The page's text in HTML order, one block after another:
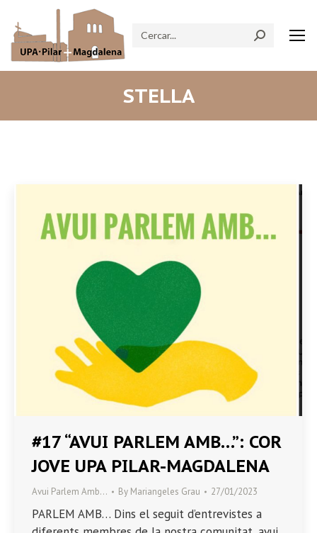
Search:
STELLA
#17 “AVUI PARLEM AMB…”: COR
JOVE UPA PILAR-MAGDALENA
Avui Parlem Amb… By Mariangeles Grau 27/01/2023
PARLEM AMB… Dins el seguit d’entrevistes a